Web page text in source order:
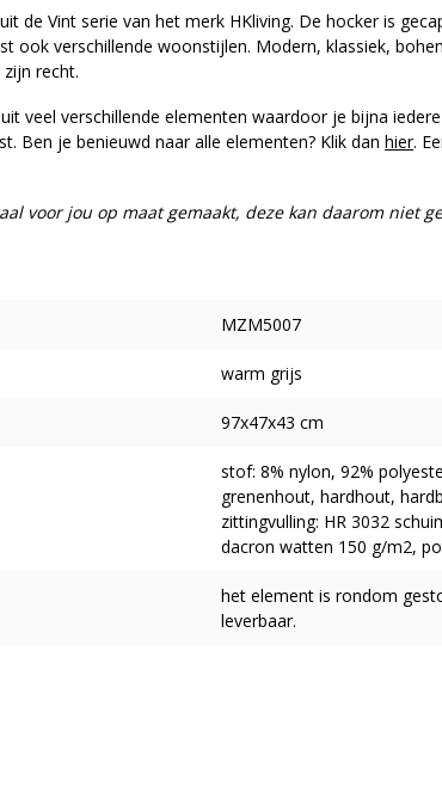
de Vint serie van het merk HKliving. De hocker is
ook verschillende woonstijlen. Modern, klassiek,
recht.
veel verschillende elementen waardoor je bijna
Ben je benieuwd naar alle elementen? Klik dan hier.
voor jou op maat gemaakt, deze kan daarom niet
MZM5007
warm grijs
97x47x43 cm
stof: 8% nylon, 92%
grenenhout, hardhout,
zittingvulling: HR 3032
dacron watten 150 g/m2,
het element is rondom
leverbaar.